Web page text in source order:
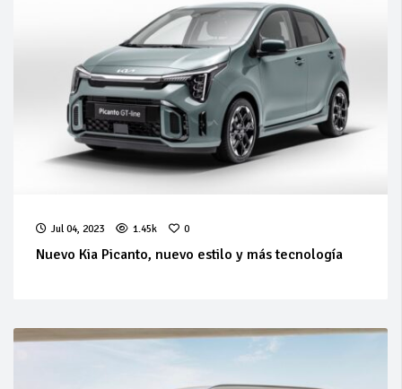
Jul 04, 2023 1.45k 0
Nuevo Kia Picanto, nuevo estilo y más tecnología